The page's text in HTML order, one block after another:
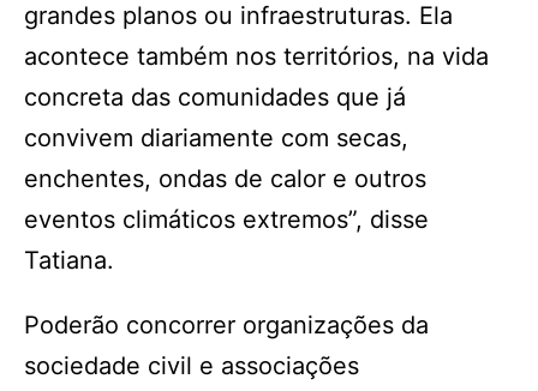
grandes planos ou infraestruturas. Ela
acontece também nos territórios, na vida
concreta das comunidades que já
convivem diariamente com secas,
enchentes, ondas de calor e outros
eventos climáticos extremos”, disse
Tatiana.
Poderão concorrer organizações da
sociedade civil e associações